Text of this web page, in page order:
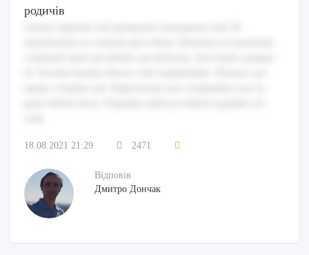
родичів
18.08.2021 21:29 2471
Відповів
Дмитро Дончак